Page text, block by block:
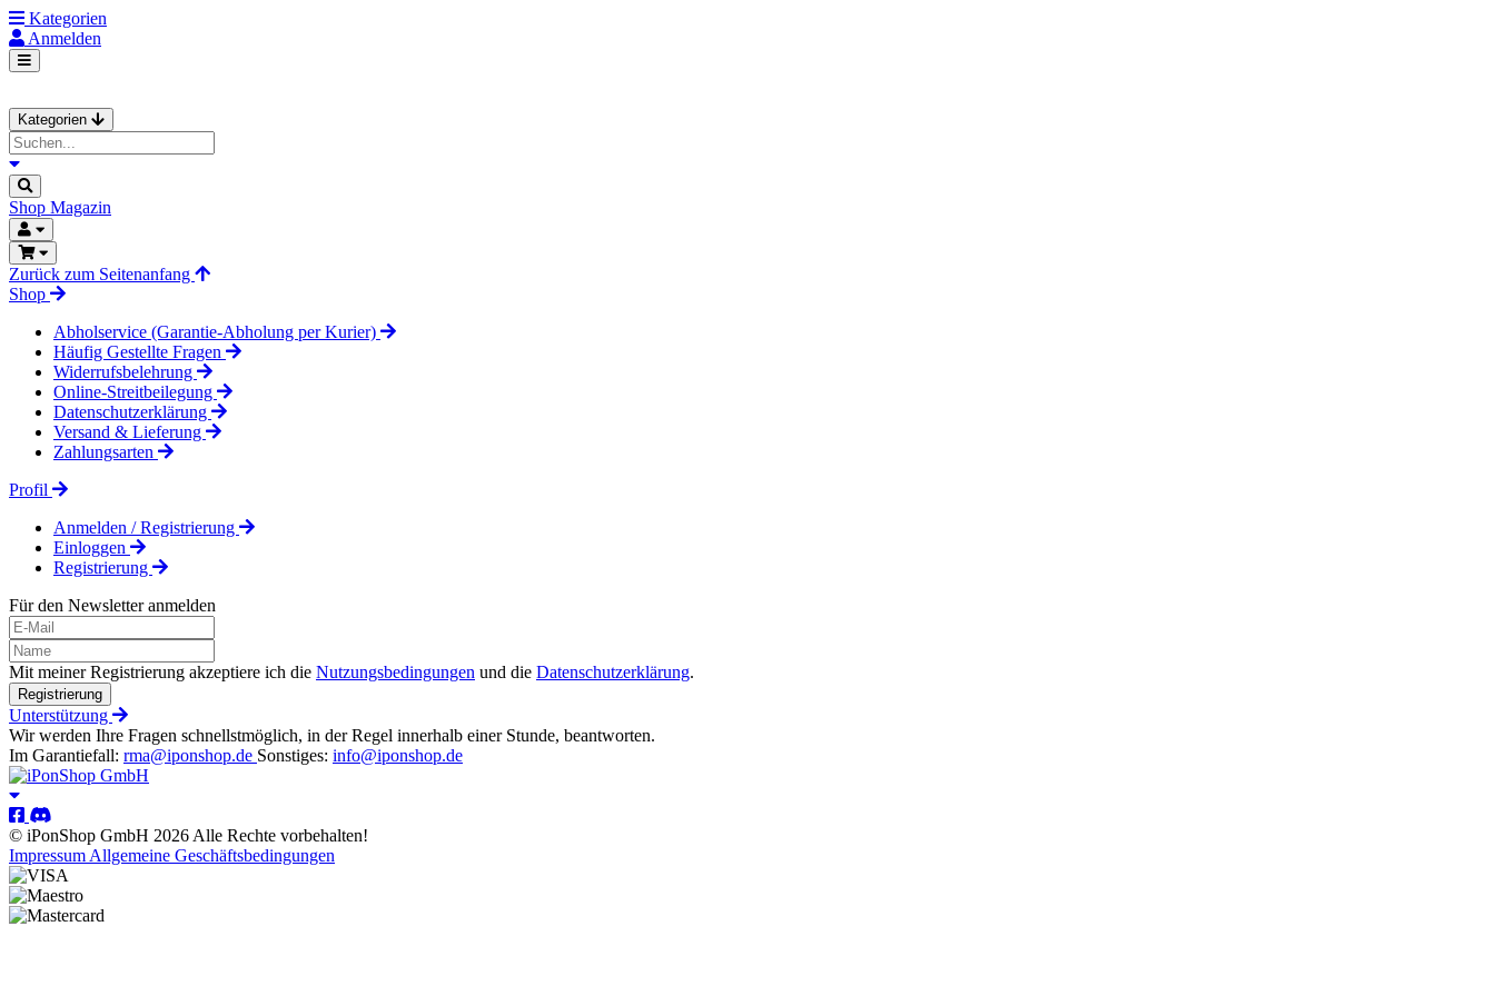
Kategorien
Anmelden
Kategorien
Shop Magazin
Zurück zum Seitenanfang
Shop
Abholservice (Garantie-Abholung per Kurier)
Häufig Gestellte Fragen
Widerrufsbelehrung
Online-Streitbeilegung
Datenschutzerklärung
Versand & Lieferung
Zahlungsarten
Profil
Anmelden / Registrierung
Einloggen
Registrierung
Für den Newsletter anmelden
Mit meiner Registrierung akzeptiere ich die Nutzungsbedingungen und die Datenschutzerklärung.
Registrierung
Unterstützung
Wir werden Ihre Fragen schnellstmöglich, in der Regel innerhalb einer Stunde, beantworten.
Im Garantiefall: rma@iponshop.de Sonstiges: info@iponshop.de
© iPonShop GmbH 2026 Alle Rechte vorbehalten!
Impressum Allgemeine Geschäftsbedingungen